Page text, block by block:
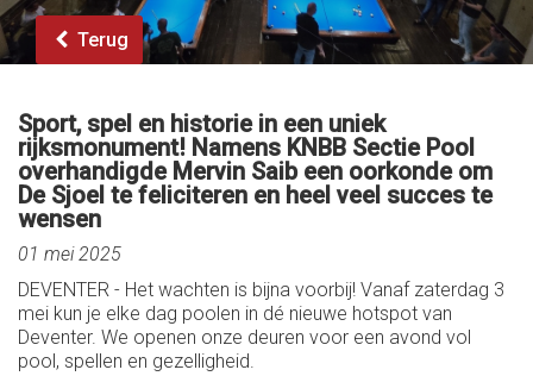
Terug
Sport, spel en historie in een uniek
rijksmonument! Namens KNBB Sectie Pool
overhandigde Mervin Saib een oorkonde om
De Sjoel te feliciteren en heel veel succes te
wensen
01 mei 2025
DEVENTER - Het wachten is bijna voorbij! Vanaf zaterdag 3
mei kun je elke dag poolen in dé nieuwe hotspot van
Deventer. We openen onze deuren voor een avond vol
pool, spellen en gezelligheid.